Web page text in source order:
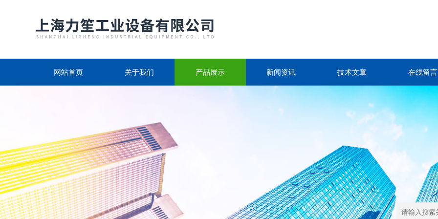
网站首页 关于我们 产品展示 新闻资讯 技术文章 在线留言